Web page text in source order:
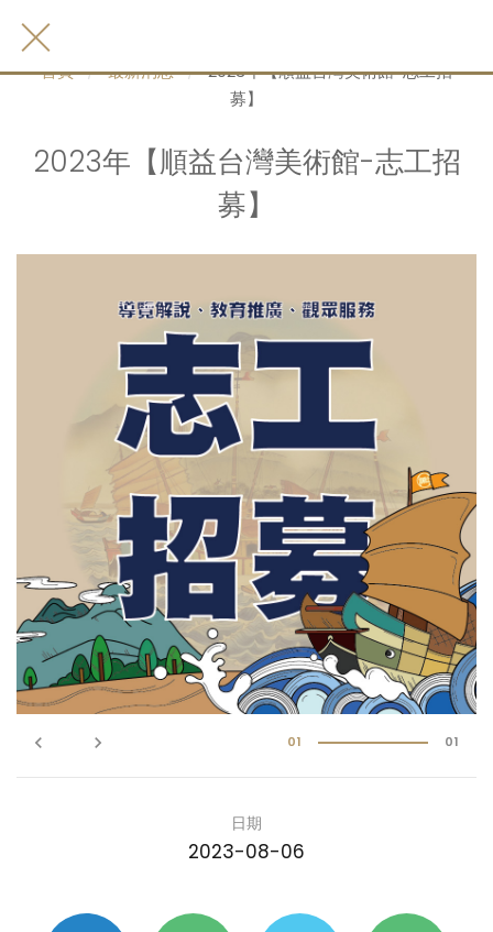
首頁 最新消息
2023年【順益台灣美術館-志工招
募】
2023年【順益台灣美術館-志工招
募】
keyboard_arrow_left keyboard_arrow_right 01 01
日期
2023-08-06